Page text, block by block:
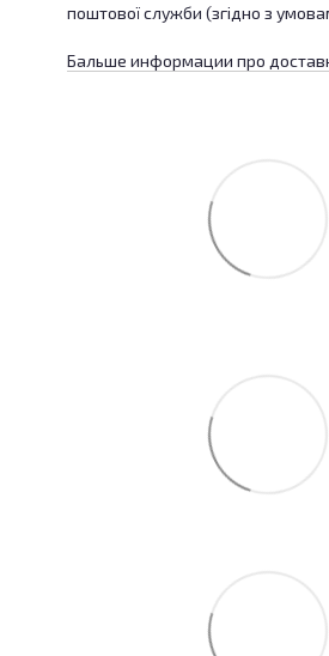
поштової служби (згідно з
Бальше информации про